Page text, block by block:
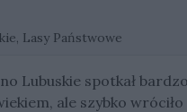
Lasy Państwowe
Lubuskie spotkał
ale szybko